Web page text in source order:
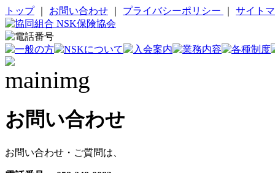
トップ｜ お問い合わせ プライバシーポリシー サイト
お問い合わせ
お問い合わせ・ご質問は、